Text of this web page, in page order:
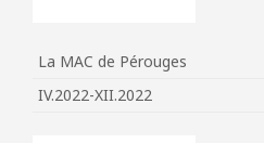
La MAC de Pérouges
IV.2022-XII.2022